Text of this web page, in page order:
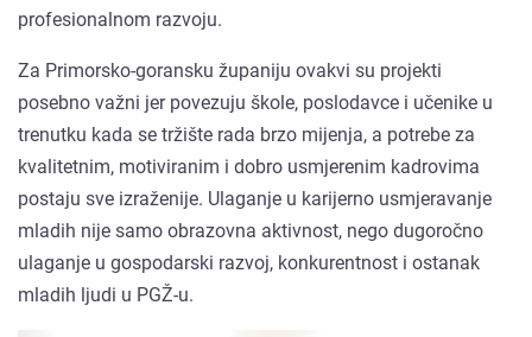
profesionalnom razvoju.
Za Primorsko-goransku županiju ovakvi su projekti
posebno važni jer povezuju škole, poslodavce i učenike u
trenutku kada se tržište rada brzo mijenja, a potrebe za
kvalitetnim, motiviranim i dobro usmjerenim kadrovima
postaju sve izraženije. Ulaganje u karijerno usmjeravanje
mladih nije samo obrazovna aktivnost, nego dugoročno
ulaganje u gospodarski razvoj, konkurentnost i ostanak
mladih ljudi u PGŽ-u.